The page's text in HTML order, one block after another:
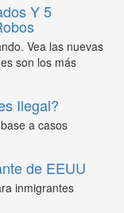
Y 5
Vea las nuevas
son los más
Ilegal?
a casos
de EEUU
inmigrantes